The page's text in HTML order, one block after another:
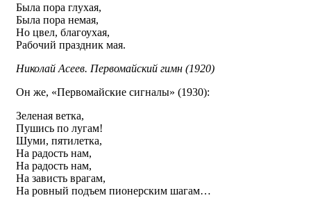
Была пора глухая,
Была пора немая,
Но цвел, благоухая,
Рабочий праздник мая.
Николай Асеев. Первомайский гимн (1920)
Он же, «Первомайские сигналы» (1930):
Зеленая ветка,
Пушись по лугам!
Шуми, пятилетка,
На радость нам,
На радость нам,
На зависть врагам,
На ровный подъем пионерским шагам…